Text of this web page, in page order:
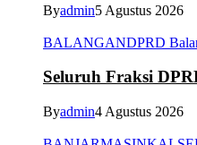
Byadmin5 Agustus 2026
BALANGANDPRD
Seluruh Fraksi
Byadmin4 Agustus 2026